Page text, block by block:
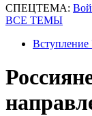
СПЕЦТЕМА:
ВСЕ ТЕМЫ